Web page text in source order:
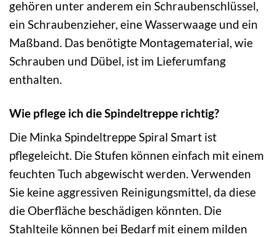
gehören unter anderem ein Schraubenschlüssel,
ein Schraubenzieher, eine Wasserwaage und ein
Maßband. Das benötigte Montagematerial, wie
Schrauben und Dübel, ist im Lieferumfang
enthalten.
Wie pflege ich die Spindeltreppe richtig?
Die Minka Spindeltreppe Spiral Smart ist
pflegeleicht. Die Stufen können einfach mit einem
feuchten Tuch abgewischt werden. Verwenden
Sie keine aggressiven Reinigungsmittel, da diese
die Oberfläche beschädigen könnten. Die
Stahlteile können bei Bedarf mit einem milden